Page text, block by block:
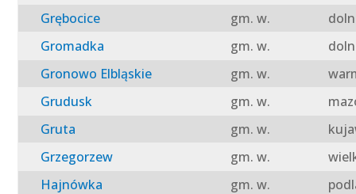
Grębocice
gm. w.
Gromadka
gm. w.
Gronowo Elbląskie
gm. w.
Grudusk
gm. w.
Gruta
gm. w.
Grzegorzew
gm. w.
Hajnówka
gm. w.